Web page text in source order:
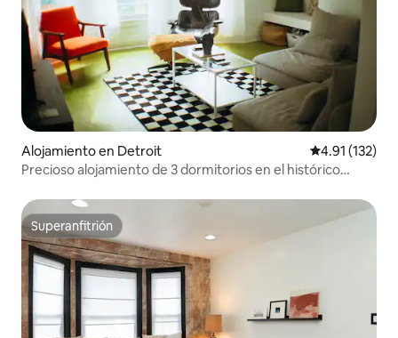
Alojamiento en Detroit Calificación
4.91 (132)
Precioso alojamiento de 3 dormitorios en el histórico
Superanfitrión
Superanfitrión